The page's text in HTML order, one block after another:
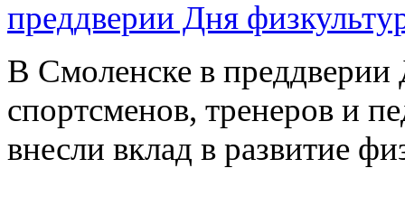
преддверии Дня
В Смоленске в преддверии
спортсменов, тренеров и
внесли вклад в развитие